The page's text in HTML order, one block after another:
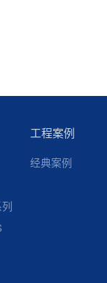
工程案例
经典案例